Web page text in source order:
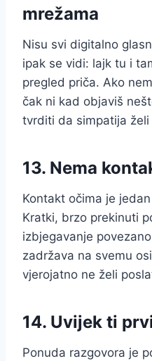
mrežama
Nisu svi digitalno
ipak se vidi: lajk tu i
pregled priča. Ako
čak ni kad objaviš
tvrditi da simpatija
13. Nema
Kontakt očima je
Kratki, brzo prekinuti
izbjegavanje
zadržava na svemu
vjerojatno ne želi
14. Uvijek ti
Ponuda razgovora je